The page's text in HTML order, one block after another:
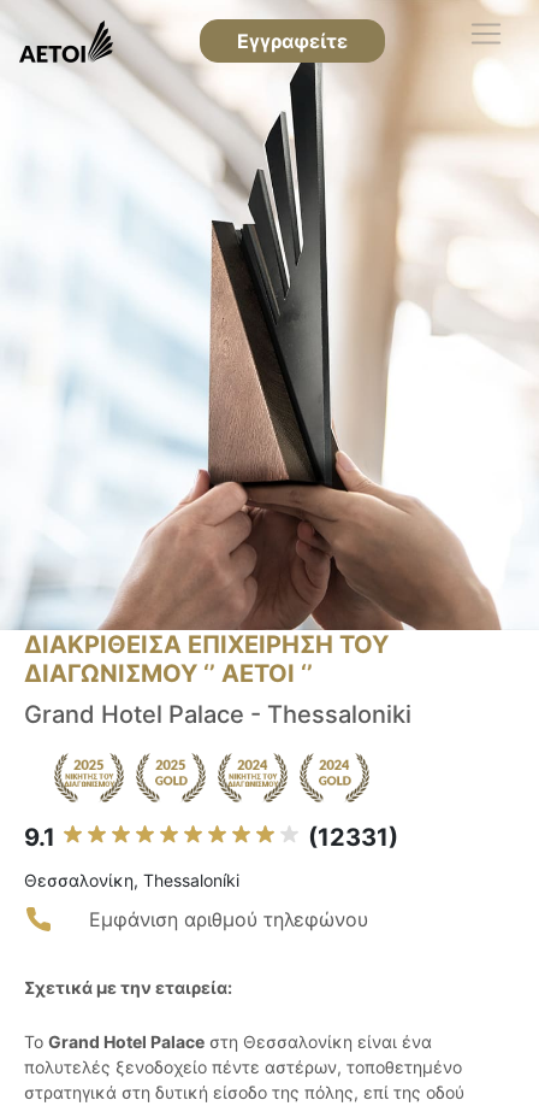
Εγγραφείτε
ΔΙΑΚΡΙΘΕΙΣΑ ΕΠΙΧΕΙΡΗΣΗ ΤΟΥ
ΔΙΑΓΩΝΙΣΜΟΥ ‘’ ΑΕΤΟΙ ‘’
Grand Hotel Palace - Thessaloniki
9.1 (12331)
Θεσσαλονίκη, Thessaloníki
Εμφάνιση αριθμού τηλεφώνου
Σχετικά με την εταιρεία:
Το Grand Hotel Palace στη Θεσσαλονίκη είναι ένα
πολυτελές ξενοδοχείο πέντε αστέρων, τοποθετημένο
στρατηγικά στη δυτική είσοδο της πόλης, επί της οδού